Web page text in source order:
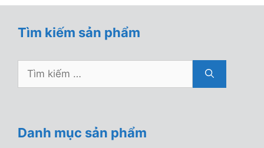
Tìm kiếm sản phẩm
Tìm
Danh mục sản phẩm